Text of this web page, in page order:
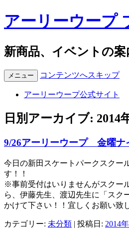
アーリーウープ
新商品、イベントの案
メニュー コンテンツへスキップ
アーリーウープ公式サイト
日別アーカイブ: 2014
9/26アーリーウープ 金曜ナ
今日の新田スケートパークスクー
す！！
※事前受付はいりませんがスクー
ら、伊藤先生、渡辺先生に「スク
かけて下さい！！宜しくお願い致
カテゴリー: 未分類 | 投稿日: 2014